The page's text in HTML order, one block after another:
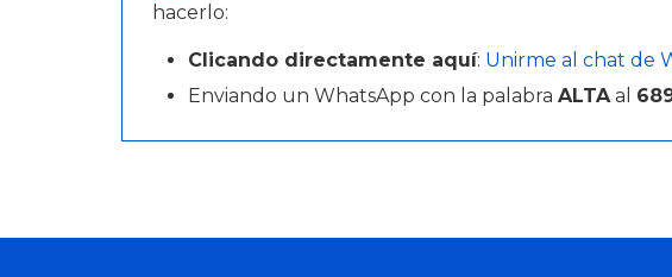
hacerlo:
Clicando directamente aquí: Unirme al chat de
Enviando un WhatsApp con la palabra ALTAal